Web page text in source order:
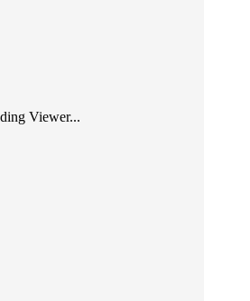
Viewer...